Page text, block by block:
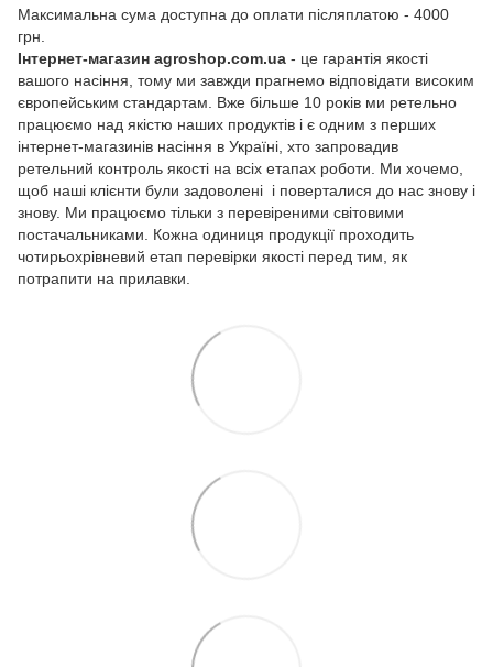
Максимальна сума доступна до оплати післяплатою - 4000
грн.
Інтернет-магазин agroshop.com.ua - це гарантія якості
вашого насіння, тому ми завжди прагнемо відповідати високим
європейським стандартам. Вже більше 10 років ми ретельно
працюємо над якістю наших продуктів і є одним з перших
інтернет-магазинів насіння в Україні, хто запровадив
ретельний контроль якості на всіх етапах роботи. Ми хочемо,
щоб наші клієнти були задоволені і поверталися до нас знову і
знову. Ми працюємо тільки з перевіреними світовими
постачальниками. Кожна одиниця продукції проходить
чотирьохрівневий етап перевірки якості перед тим, як
потрапити на прилавки.